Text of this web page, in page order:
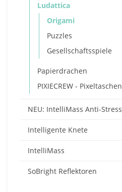
Ludattica
Origami
Puzzles
Gesellschaftsspiele
Papierdrachen
PIXIECREW - Pixeltaschen
NEU: IntelliMass Anti-Stress
Intelligente Knete
IntelliMass
SoBright Reflektoren